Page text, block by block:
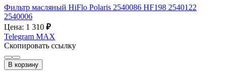
Фильтр масляный HiFlo Polaris 2540086 HF198 2540122
2540006
Цена: 1 310 ₽
Telegram MAX
Скопировать ссылку
В корзину